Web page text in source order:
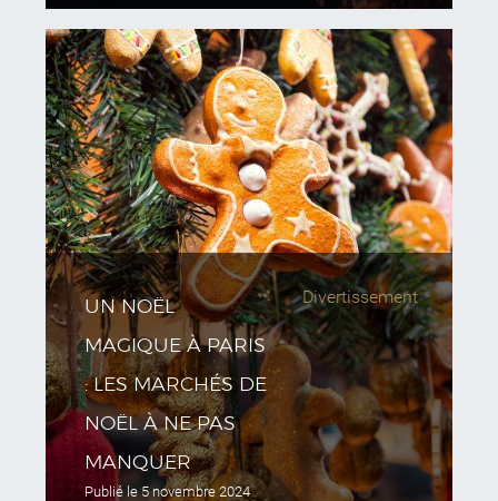
UN NOËL
MAGIQUE À PARIS
: LES MARCHÉS DE
NOËL À NE PAS
MANQUER
Divertissement
Publié le5 novembre 2024